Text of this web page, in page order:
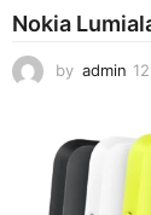
Nokia
by admin